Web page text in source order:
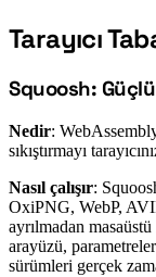
#
Tarayıcı
#
Squoosh: Güçlü
Nedir:
sıkıştırmayı
Nasıl çalışır:
OxiPNG, WebP,
ayrılmadan
arayüzü,
sürümleri gerçek